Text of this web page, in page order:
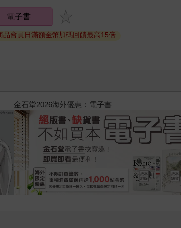
電子書
品會員日滿額金幣加碼回饋最高15倍
2026金石堂暑假漫博〈你好，我吃一點〉第二波